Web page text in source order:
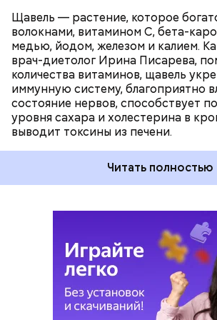
Щавель — растение, которое
волокнами, витамином С, бета-
медью, йодом, железом и калием.
врач-диетолог Ирина Писарева,
количества витаминов, щавель
иммунную систему, благоприятно
состояние нервов, способствует
уровня сахара и холестерина в
выводит токсины из печени.
Читать полностью